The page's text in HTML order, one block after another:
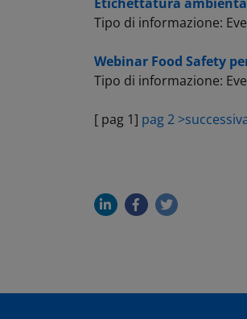
Tipo di informazione:
Webinar Food Safety
Tipo di informazione:
[ pag 1] pag 2